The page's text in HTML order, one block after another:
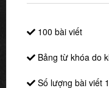
100 bài viết
Bảng từ khóa do
Số lượng bài viết